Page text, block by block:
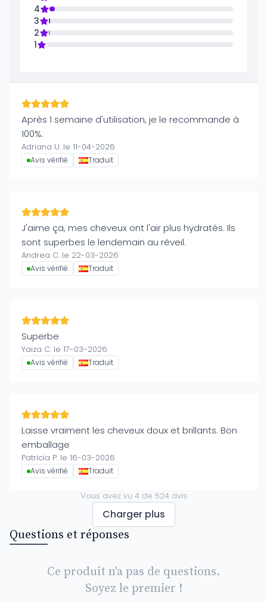
4
3
2
1
Après 1 semaine d'utilisation, je le recommande à
100%.
Adriana U. le 11-04-2026
Avis vérifié Traduit
J'aime ça, mes cheveux ont l'air plus hydratés. Ils
sont superbes le lendemain au réveil.
Andrea C. le 22-03-2026
Avis vérifié Traduit
Superbe
Yaiza C. le 17-03-2026
Avis vérifié Traduit
Laisse vraiment les cheveux doux et brillants. Bon
emballage
Patricia P. le 16-03-2026
Avis vérifié Traduit
Vous avez vu 4de 524avis
Charger plus
Questions et réponses
Ce produit n'a pas de questions.
Soyez le premier !